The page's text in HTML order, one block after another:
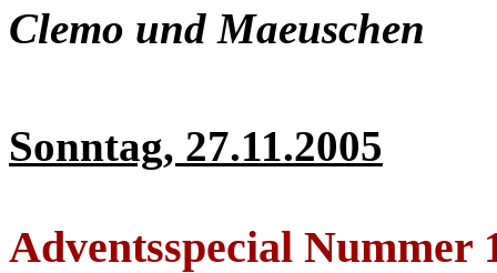
Clemo und Maeuschen
Sonntag, 27.11.2005
Adventsspecial Nummer